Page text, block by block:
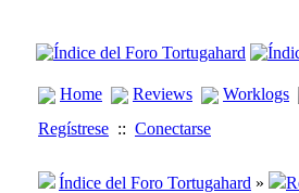
Home Reviews Worklogs
Regístrese :: Conectarse
Índice del Foro Tortugahard »